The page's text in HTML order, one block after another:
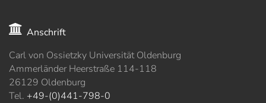
Anschrift
Carl von Ossietzky Universität Oldenburg
Ammerländer Heerstraße 114-118
26129 Oldenburg
Tel. +49-(0)441-798-0